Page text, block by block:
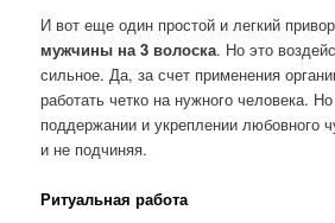
И вот еще один простой и легкий
мужчины на 3 волоска. Но это
сильное. Да, за счет применения
работать четко на нужного человека.
поддержании и укреплении любовного
и не подчиняя.
Ритуальная работа